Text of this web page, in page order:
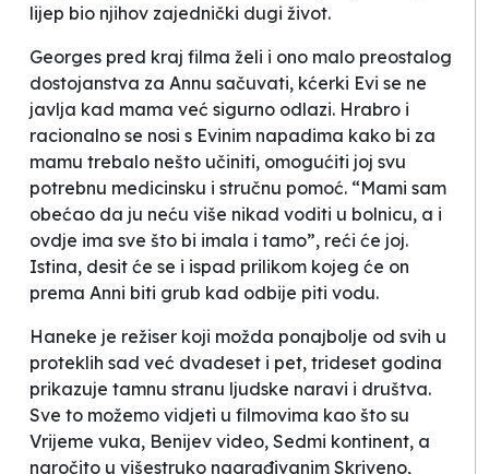
lijep bio njihov zajednički dugi život.
Georges pred kraj filma želi i ono malo preostalog
dostojanstva za Annu sačuvati, kćerki Evi se ne
javlja kad mama već sigurno odlazi. Hrabro i
racionalno se nosi s Evinim napadima kako bi za
mamu trebalo nešto učiniti, omogućiti joj svu
potrebnu medicinsku i stručnu pomoć. “Mami sam
obećao da ju neću više nikad voditi u bolnicu, a i
ovdje ima sve što bi imala i tamo”, reći će joj.
Istina, desit će se i ispad prilikom kojeg će on
prema Anni biti grub kad odbije piti vodu.
Haneke je režiser koji možda ponajbolje od svih u
proteklih sad već dvadeset i pet, trideset godina
prikazuje tamnu stranu ljudske naravi i društva.
Sve to možemo vidjeti u filmovima kao što su
Vrijeme vuka, Benijev video, Sedmi kontinent, a
naročito u višestruko nagrađivanim Skriveno,